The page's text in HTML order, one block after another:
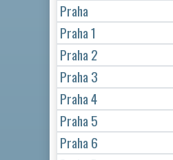
Praha
Praha 1
Praha 2
Praha 3
Praha 4
Praha 5
Praha 6